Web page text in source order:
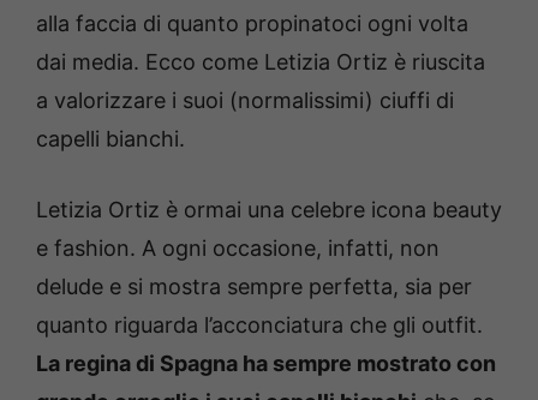
alla faccia di quanto propinatoci ogni volta
dai media. Ecco come Letizia Ortiz è riuscita
a valorizzare i suoi (normalissimi) ciuffi di
capelli bianchi.
Letizia Ortiz è ormai una celebre icona beauty
e fashion. A ogni occasione, infatti, non
delude e si mostra sempre perfetta, sia per
quanto riguarda l’acconciatura che gli outfit.
La regina di Spagna ha sempre mostrato con